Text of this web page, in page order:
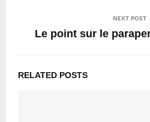
NEXT POST
Le point sur le
RELATED POSTS